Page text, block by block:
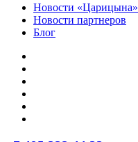
Новости «Царицына»
Новости партнеров
Блог